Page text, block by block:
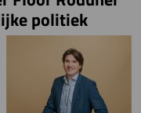
politiek